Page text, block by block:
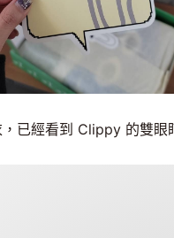
已經看到 Clippy 的雙眼